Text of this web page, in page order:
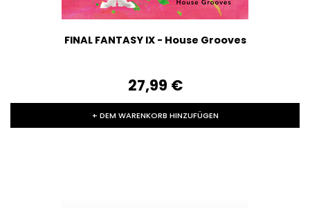
FINAL FANTASY IX - House Grooves
27,99‎ ‎€
+ DEM WARENKORB HINZUFÜGEN